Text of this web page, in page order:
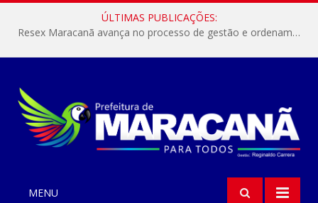
ÚLTIMAS PUBLICAÇÕES:
Resex Maracanã avança no processo de gestão e ordenamento do turismo em nossas áreas protegidas.
MENU